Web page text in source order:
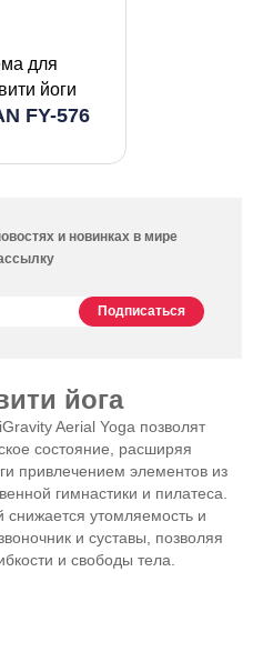
для
йоги
FY-576
и новинках в мире
йога
Aerial Yoga позволят
состояние, расширяя
привлечением элементов из
гимнастики и пилатеса.
утомляемость и
и суставы, позволяя
и свободы тела.